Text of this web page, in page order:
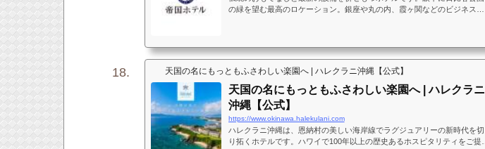
の緑を望む最高のロケーション。銀座や丸の内、霞ヶ関などのビジネス・
天国の名にもっともふさわしい楽園へ | ハレクラニ沖縄【公式】
天国の名にもっともふさわしい楽園へ | ハレクラニ
沖縄【公式】
https://www.okinawa.halekulani.com
ハレクラニ沖縄は、恩納村の美しい海岸線でラグジュアリーの新時代を切
り拓くホテルです。ハワイで100年以上の歴史あるホスピタリティをご提